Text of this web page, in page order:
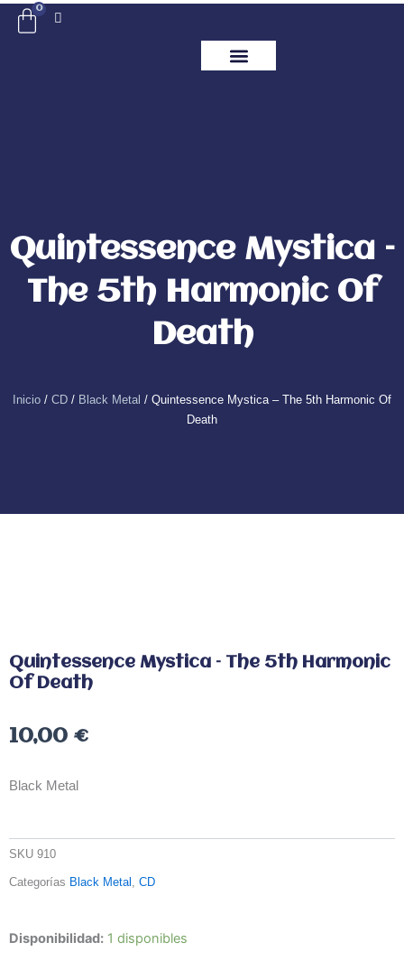
0
Carrito
Quintessence Mystica –
The 5th Harmonic Of
Death
Inicio / CD / Black Metal / Quintessence Mystica – The 5th Harmonic Of
Death
Quintessence Mystica – The 5th Harmonic
Of Death
10,00 €
Black Metal
SKU 910
Categorías Black Metal , CD
Disponibilidad: 1 disponibles
Quintessence